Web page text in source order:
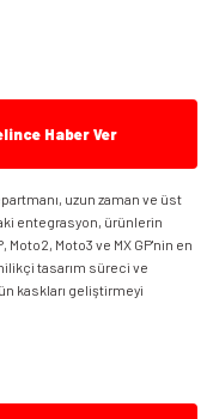
Haber Ver
uzun zaman ve üst
entegrasyon, ürünlerin
Moto3 ve MX GP'nin en
tasarım süreci ve
kaskları geliştirmeyi